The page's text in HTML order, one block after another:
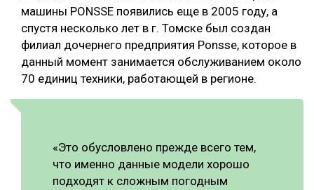
машины PONSSE появились еще в 2005 году, а
спустя несколько лет в г. Томске был создан
филиал дочернего предприятия Ponsse, которое в
данный момент занимается обслуживанием около
70 единиц техники, работающей в регионе.
«Это обусловлено прежде всего тем,
что именно данные модели хорошо
подходят к сложным погодным